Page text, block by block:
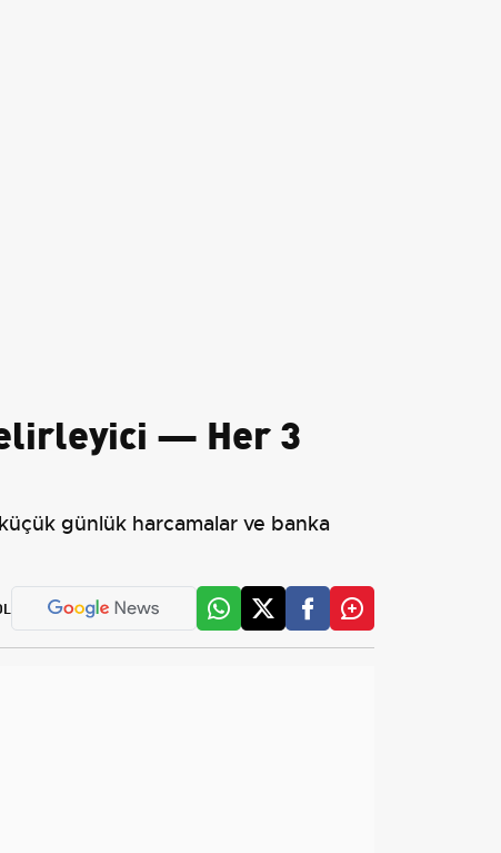
— Her 3
günlük harcamalar ve banka